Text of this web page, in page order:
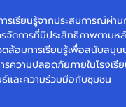
เรียนรู้จากประสบการณ์ผ่าน
รจัดการที่มีประสิทธิภาพตาม
ล้อมการเรียนรู้เพื่อสนับสนุน
รความปลอดภัยภายในโรงเรี
และความร่วมมือกับชุมชน